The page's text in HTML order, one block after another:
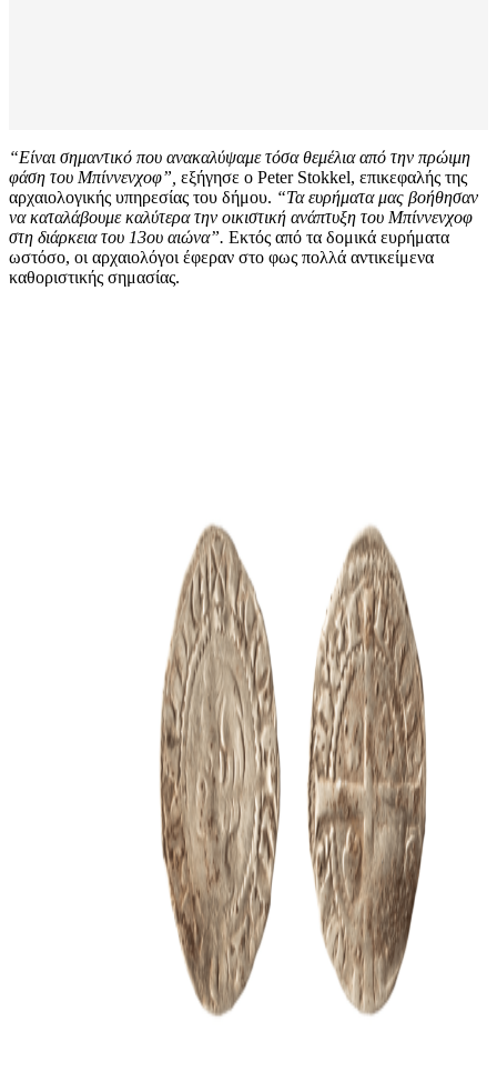
“Είναι σημαντικό που ανακαλύψαμε τόσα θεμέλια από την πρώιμη
φάση του Μπίννενχοφ”, εξήγησε ο Peter Stokkel, επικεφαλής της
αρχαιολογικής υπηρεσίας του δήμου. “Τα ευρήματα μας βοήθησαν
να καταλάβουμε καλύτερα την οικιστική ανάπτυξη του Μπίννενχοφ
στη διάρκεια του 13ου αιώνα”. Εκτός από τα δομικά ευρήματα
ωστόσο, οι αρχαιολόγοι έφεραν στο φως πολλά αντικείμενα
καθοριστικής σημασίας.